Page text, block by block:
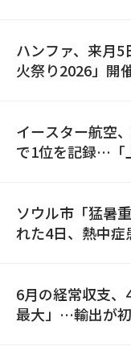
ハンファ、来月
火祭り2026」開
イースター航空
で1位を記録…「
ソウル市「猛暑
れた4日、熱中
6月の経常収支
最大」…輸出が